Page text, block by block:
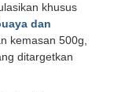
khusus
dan
kemasan 500g,
ditargetkan